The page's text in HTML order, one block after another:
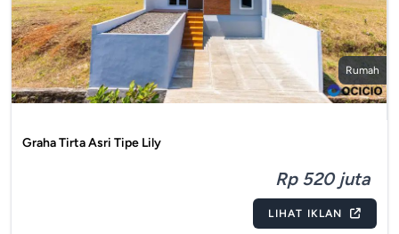
Rumah
Graha Tirta Asri Tipe Lily
Rp 520 juta
LIHAT IKLAN